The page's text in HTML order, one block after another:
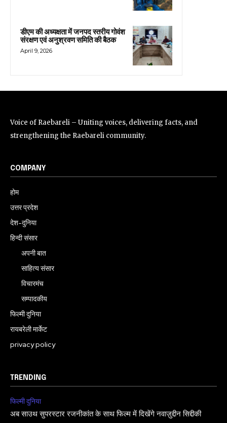
डीएम की अध्यक्षता में जनपद स्तरीय गोवंश
संरक्षण एवं अनुश्रवण समिति की बैठक
April 9, 2026
Voice of Raebareli – Uniting voices, delivering facts, and
strengthening the Raebareli community.
COMPANY
होम
उत्तर प्रदेश
देश-दुनिया
हिन्दी संसार
अपनी बात
साहित्य संसार
विचारमंच
सम्पादकीय
फिल्मी दुनिया
रायबरेली मार्केट
privacy policy
TRENDING
फिल्मी दुनिया
अब साउथ सुपरस्टार रजनीकांत के साथ फिल्म में दिखेंगे नवाज़ुद्दीन सिद्दीकी